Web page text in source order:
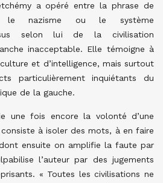
a opéré entre la phrase de
le nazisme ou le système
selon lui de la civilisation
inacceptable. Elle témoigne à
et d’intelligence, mais surtout
particulièrement inquiétants du
de la gauche.
une fois encore la volonté d’une
à isoler des mots, à en faire
ensuite on amplifie la faute par
l’auteur par des jugements
« Toutes les civilisations ne